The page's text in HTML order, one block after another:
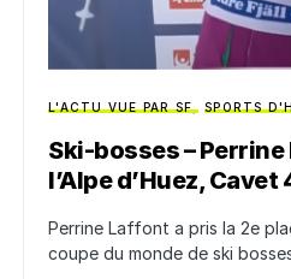
L'ACTU VUE PAR SF SPORTS
Ski-bosses –
l’Alpe d’Huez, Cavet
Perrine Laffont a pris la 2e
coupe du monde de ski